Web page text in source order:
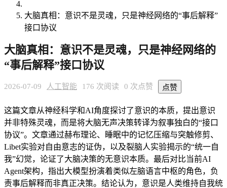
大脑真相：意识不是灵魂，只是神经网络的“事后解释”
接口协议
大脑真相：意识不是灵魂，只是神经网络的
“事后解释”接口协议
2026-07-09 人工智能 176 次阅读 0 次点赞 点赞
这篇文章从神经科学和AI角度探讨了意识的本质，提出意识
并非特殊灵魂，而是将大脑无声决策转译为叙事独白的“接口
协议”。文章通过赫布理论、睡眠中的记忆压缩与突触修剪、
Libet实验对自由意志的证伪，以及裂脑人实验揭示的“统一自
我”幻觉，论证了大脑决策的无意识本质。最后对比当前AI
Agent架构，指出大模型扮演着类似左脑语言中枢的角色，负
责事后解释而非真正决策。结论认为，意识是人类维持自我统